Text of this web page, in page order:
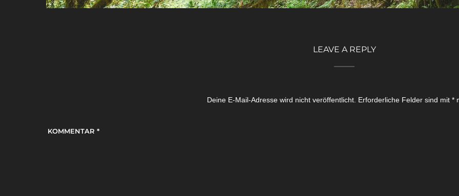
LEAVE A REPLY
Deine E-Mail-Adresse wird nicht veröffentlicht. Erforderliche Felder sind mit *
KOMMENTAR *